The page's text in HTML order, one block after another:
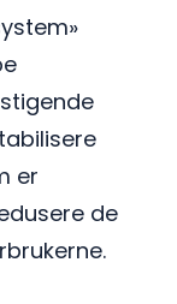
er
de